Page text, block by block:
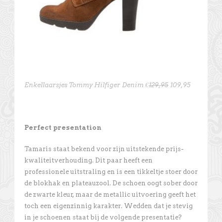
Enkellaarsjes Tommy Hilfiger Denim €129,95 109,95
Perfect presentation
Tamaris staat bekend voor zijn uitstekende prijs-
kwaliteitverhouding. Dit paar heeft een
professionele uitstraling en is een tikkeltje stoer door
de blokhak en plateauzool. De schoen oogt sober door
de zwarte kleur, maar de metallic uitvoering geeft het
toch een eigenzinnig karakter. Wedden dat je stevig
in je schoenen staat bij de volgende presentatie?